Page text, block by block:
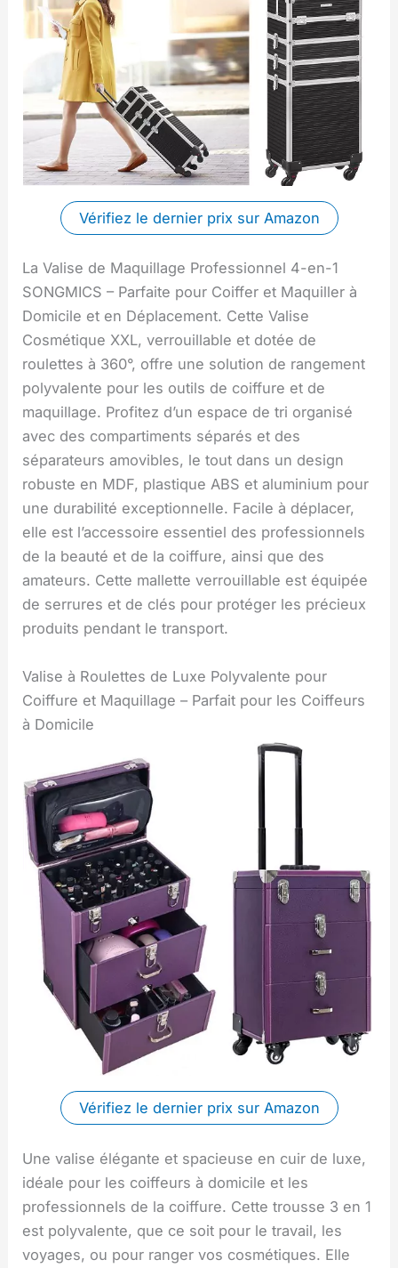
Vérifiez le dernier prix sur Amazon
La Valise de Maquillage Professionnel 4-en-1
SONGMICS – Parfaite pour Coiffer et Maquiller à
Domicile et en Déplacement. Cette Valise
Cosmétique XXL, verrouillable et dotée de
roulettes à 360°, offre une solution de rangement
polyvalente pour les outils de coiffure et de
maquillage. Profitez d’un espace de tri organisé
avec des compartiments séparés et des
séparateurs amovibles, le tout dans un design
robuste en MDF, plastique ABS et aluminium pour
une durabilité exceptionnelle. Facile à déplacer,
elle est l’accessoire essentiel des professionnels
de la beauté et de la coiffure, ainsi que des
amateurs. Cette mallette verrouillable est équipée
de serrures et de clés pour protéger les précieux
produits pendant le transport.
Valise à Roulettes de Luxe Polyvalente pour
Coiffure et Maquillage – Parfait pour les Coiffeurs
à Domicile
Vérifiez le dernier prix sur Amazon
Une valise élégante et spacieuse en cuir de luxe,
idéale pour les coiffeurs à domicile et les
professionnels de la coiffure. Cette trousse 3 en 1
est polyvalente, que ce soit pour le travail, les
voyages, ou pour ranger vos cosmétiques. Elle